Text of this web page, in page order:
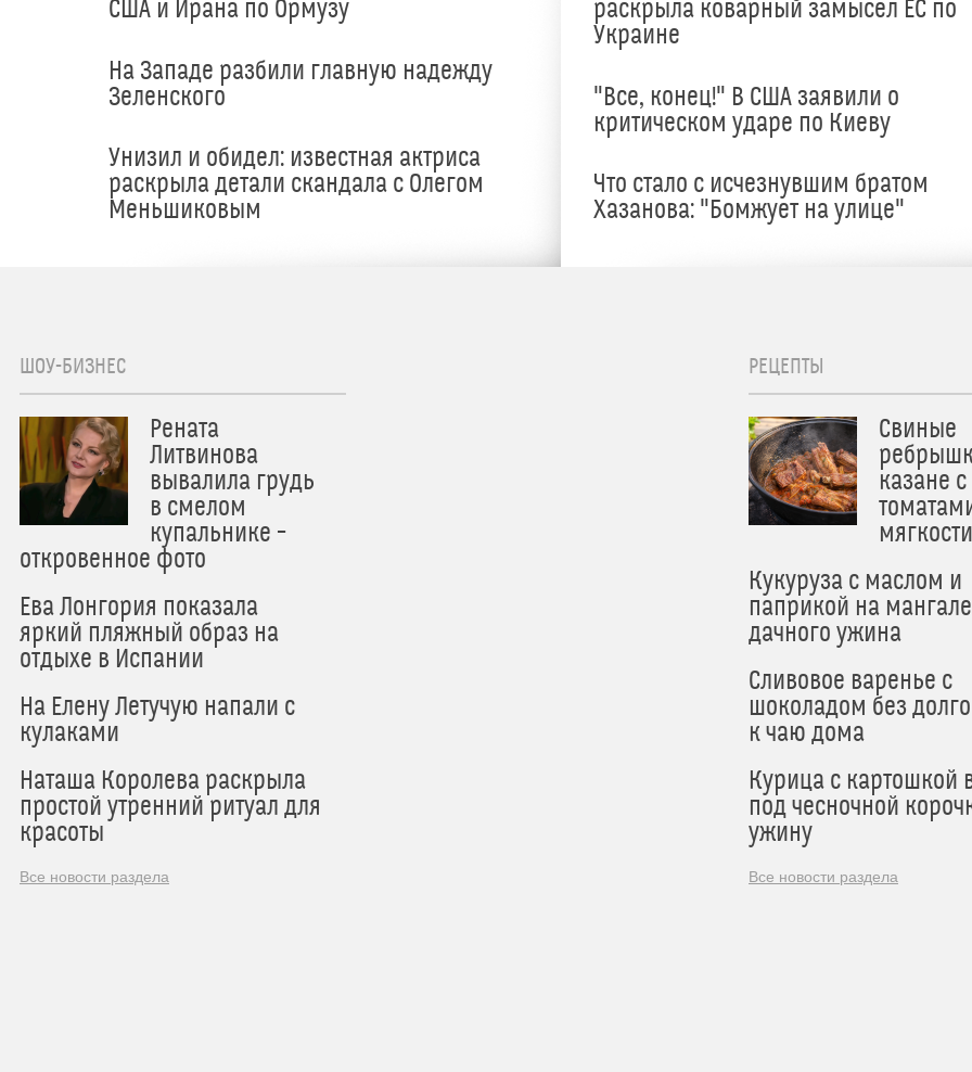
США и Ирана по Ормузу
На Западе разбили главную надежду
Зеленского
Унизил и обидел: известная актриса
раскрыла детали скандала с Олегом
Меньшиковым
раскрыла коварный замысел ЕС по
Украине
"Все, конец!" В США заявили о
критическом ударе по Киеву
Что стало с исчезнувшим братом
Хазанова: "Бомжует на улице"
ШОУ-БИЗНЕС
Рената
Литвинова
вывалила грудь
в смелом
купальнике –
откровенное фото
Ева Лонгория показала
яркий пляжный образ на
отдыхе в Испании
На Елену Летучую напали с
кулаками
Наташа Королева раскрыла
простой утренний ритуал для
красоты
Все новости раздела
РЕЦЕПТЫ
Свиные
казане
мягкости
Кукуруза с маслом и
паприкой на
дачного ужина
Сливовое варенье с
шоколадом без
к чаю дома
Курица с картошкой
под чесночной
ужину
Все новости раздела